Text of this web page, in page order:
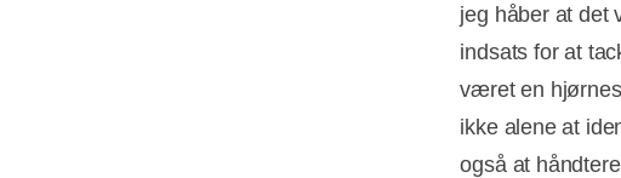
jeg håber at det
indsats for at
været en
ikke alene at
også at